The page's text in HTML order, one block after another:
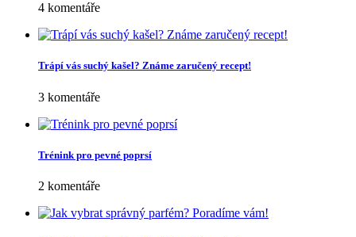
4 komentáře
Trápí vás suchý kašel? Známe zaručený recept!
3 komentáře
Trénink pro pevné poprsí
2 komentáře